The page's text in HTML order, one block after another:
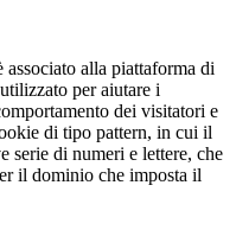
alla piattaforma di
per aiutare i
dei visitatori e
di tipo pattern, in cui il
serie di numeri e lettere, che
il dominio che imposta il